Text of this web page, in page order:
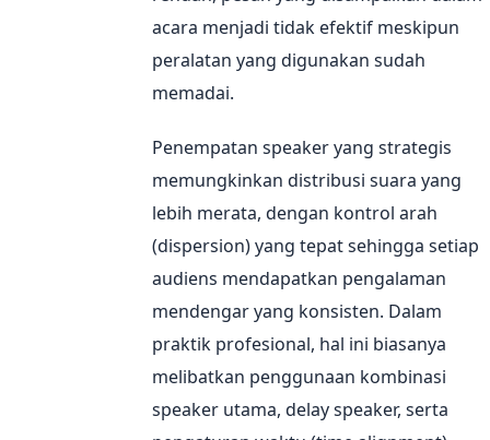
acara menjadi tidak efektif meskipun
peralatan yang digunakan sudah
memadai.
Penempatan speaker yang strategis
memungkinkan distribusi suara yang
lebih merata, dengan kontrol arah
(dispersion) yang tepat sehingga setiap
audiens mendapatkan pengalaman
mendengar yang konsisten. Dalam
praktik profesional, hal ini biasanya
melibatkan penggunaan kombinasi
speaker utama, delay speaker, serta